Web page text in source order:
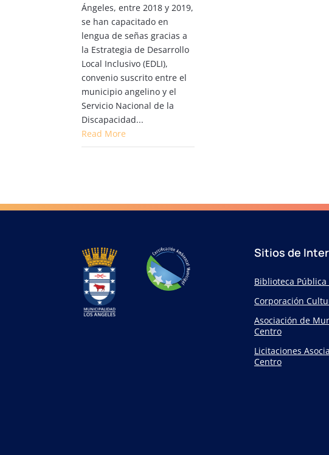
Ángeles, entre 2018 y 2019,
se han capacitado en
lengua de señas gracias a
la Estrategia de Desarrollo
Local Inclusivo (EDLI),
convenio suscrito entre el
municipio angelino y el
Servicio Nacional de la
Discapacidad...
Read More
Sitios de
Biblioteca
Corporación
Asociación de
Centro
Licitaciones
Centro